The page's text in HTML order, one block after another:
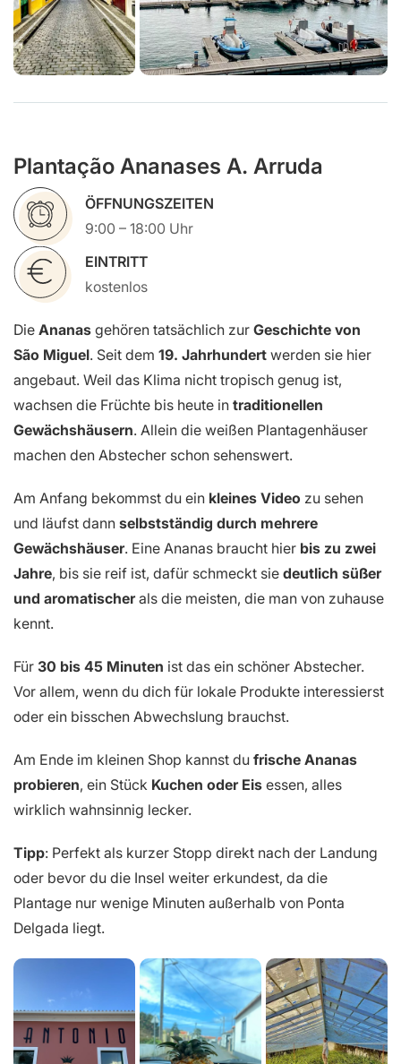
Plantação Ananases A. Arruda
ÖFFNUNGSZEITEN
9:00 – 18:00 Uhr
EINTRITT
kostenlos
Die Ananas gehören tatsächlich zur Geschichte von
São Miguel. Seit dem 19. Jahrhundert werden sie hier
angebaut. Weil das Klima nicht tropisch genug ist,
wachsen die Früchte bis heute in traditionellen
Gewächshäusern. Allein die weißen Plantagenhäuser
machen den Abstecher schon sehenswert.
Am Anfang bekommst du ein kleines Video zu sehen
und läufst dann selbstständig durch mehrere
Gewächshäuser. Eine Ananas braucht hier bis zu zwei
Jahre, bis sie reif ist, dafür schmeckt sie deutlich süßer
und aromatischerals die meisten, die man von zuhause
kennt.
Für 30 bis 45 Minuten ist das ein schöner Abstecher.
Vor allem, wenn du dich für lokale Produkte interessierst
oder ein bisschen Abwechslung brauchst.
Am Ende im kleinen Shop kannst du frische Ananas
probieren, ein Stück Kuchen oder Eis essen, alles
wirklich wahnsinnig lecker.
Tipp: Perfekt als kurzer Stopp direkt nach der Landung
oder bevor du die Insel weiter erkundest, da die
Plantage nur wenige Minuten außerhalb von Ponta
Delgada liegt.